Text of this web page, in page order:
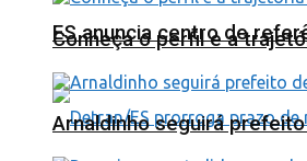
ES anuncia centro de
Conheça o perfil e a
Arnaldinho seguirá